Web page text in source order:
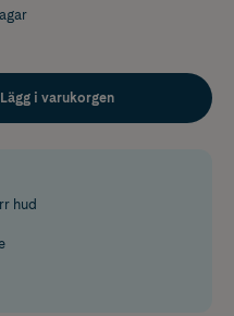
Lägg i varukorgen
hud